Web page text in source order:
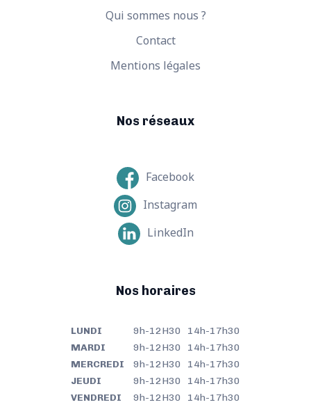
Qui sommes nous ?
Contact
Mentions légales
Nos réseaux
Facebook
Instagram
LinkedIn
Nos horaires
LUNDI
9h-12H30 14h-17h30
MARDI
9h-12H30 14h-17h30
MERCREDI
9h-12H30 14h-17h30
JEUDI
9h-12H30 14h-17h30
VENDREDI
9h-12H30 14h-17h30